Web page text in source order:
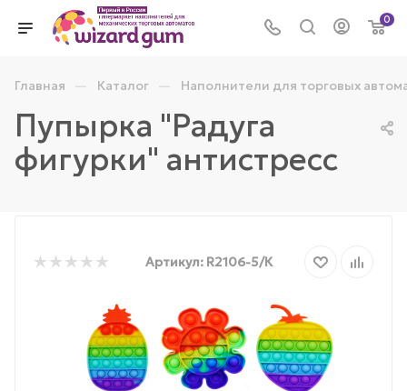
0
Главная — Каталог — Наполнители для торговых
Пупырка "Радуга
фигурки" антистресс
Артикул: R2106-5/К